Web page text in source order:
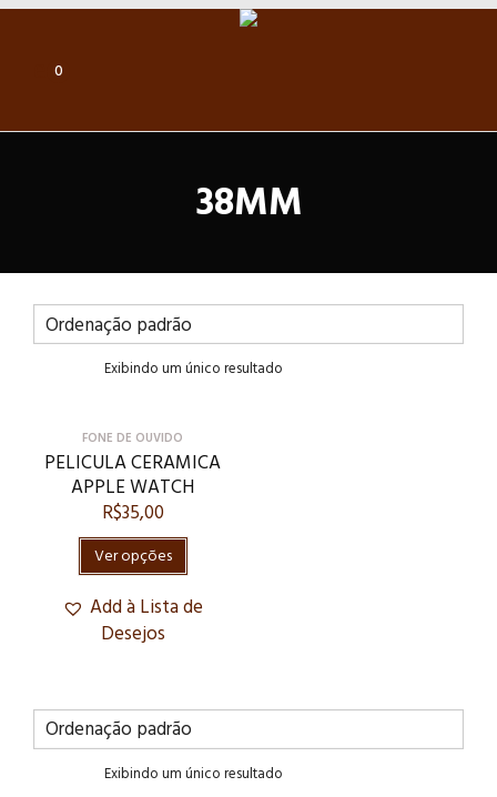
0
38MM
Exibindo um único resultado
FONE DE OUVIDO
PELICULA CERAMICA
APPLE WATCH
R$35,00
Ver opções
Add à Lista de
Desejos
Exibindo um único resultado